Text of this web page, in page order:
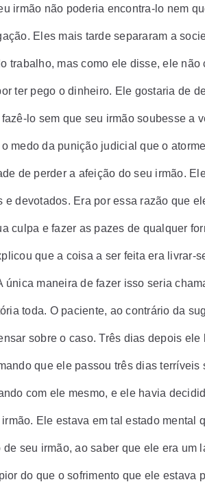
irmão não poderia encontra-lo nem
Eles mais tarde separaram a
trabalho, mas como ele disse, ele não
ter pego o dinheiro. Ele gostaria de
lo sem que seu irmão soubesse a
medo da punição judicial que o
de perder a afeição do seu irmão.
e devotados. Era por essa razão que
culpa e fazer as pazes de qualquer
que a coisa a ser feita era livrar-
única maneira de fazer isso seria
toda. O paciente, ao contrário da
sobre o caso. Três dias depois ele
que ele passou três dias terríveis
com ele mesmo, e ele havia
Ele estava em tal estado mental
de seu irmão, ao saber que ele era um
do que o sofrimento que ele estava